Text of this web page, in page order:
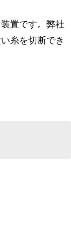
置です。弊社
糸を切断でき